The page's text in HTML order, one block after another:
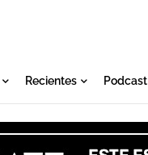
Recientes Podcast